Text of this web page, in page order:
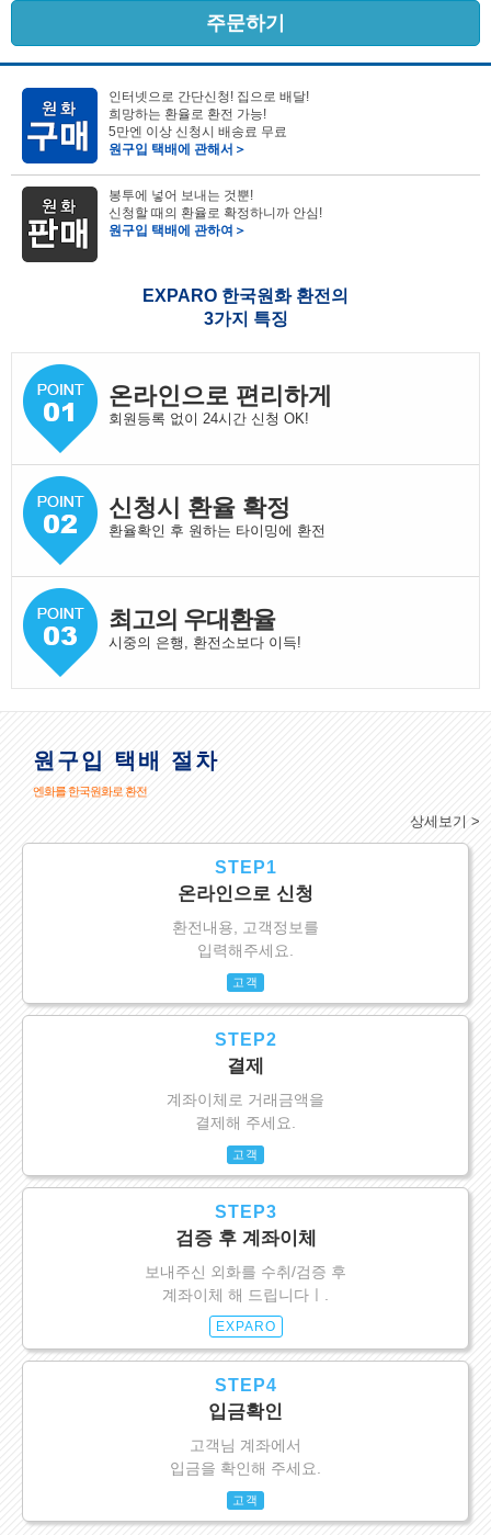
주문하기
인터넷으로 간단신청! 집으로 배달!
희망하는 환율로 환전 가능!
5만엔 이상 신청시 배송료 무료
원구입 택배에 관해서＞
봉투에 넣어 보내는 것뿐!
신청할 때의 환율로 확정하니까 안심!
원구입 택배에 관하여＞
EXPARO 한국원화 환전의
3가지 특징
온라인으로 편리하게
회원등록 없이 24시간 신청 OK!
신청시 환율 확정
환율확인 후 원하는 타이밍에 환전
최고의 우대환율
시중의 은행, 환전소보다 이득!
원구입 택배 절차
엔화를 한국원화로 환전
상세보기 >
STEP1
온라인으로 신청
환전내용, 고객정보를
입력해주세요.
고객
STEP2
결제
계좌이체로 거래금액을
결제해 주세요.
고객
STEP3
검증 후 계좌이체
보내주신 외화를 수취/검증 후
계좌이체 해 드립니다ㅣ.
EXPARO
STEP4
입금확인
고객님 계좌에서
입금을 확인해 주세요.
고객